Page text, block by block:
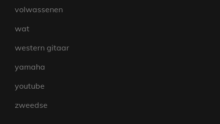
volwassenen
wat
western gitaar
yamaha
youtube
zweedse